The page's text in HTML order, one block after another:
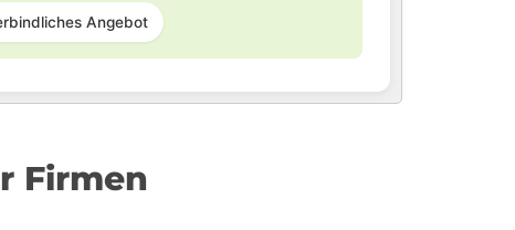
Angebot
Firmen